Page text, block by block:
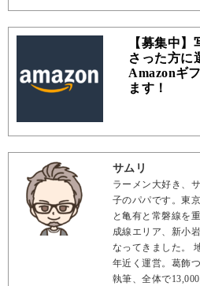
【募集中
さった方に
Amazonギ
ます！
サムリ
ラーメン大好き、
子のパパです。東
と亀有と常磐線を
成線エリア、新小
なってきました。
年近く運営。葛飾
執筆、全体で